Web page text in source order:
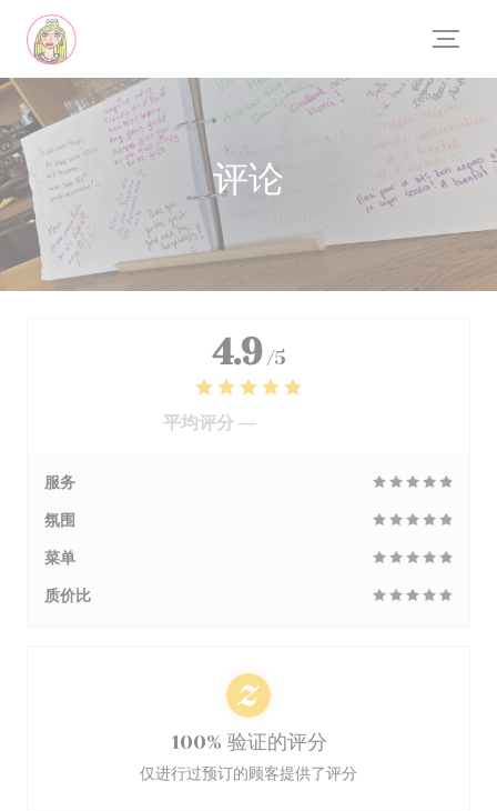
Cookie管理面板
评论
4.9 /5
平均评分 —
服务
氛围
菜单
质价比
100% 验证的评分
仅进行过预订的顾客提供了评分